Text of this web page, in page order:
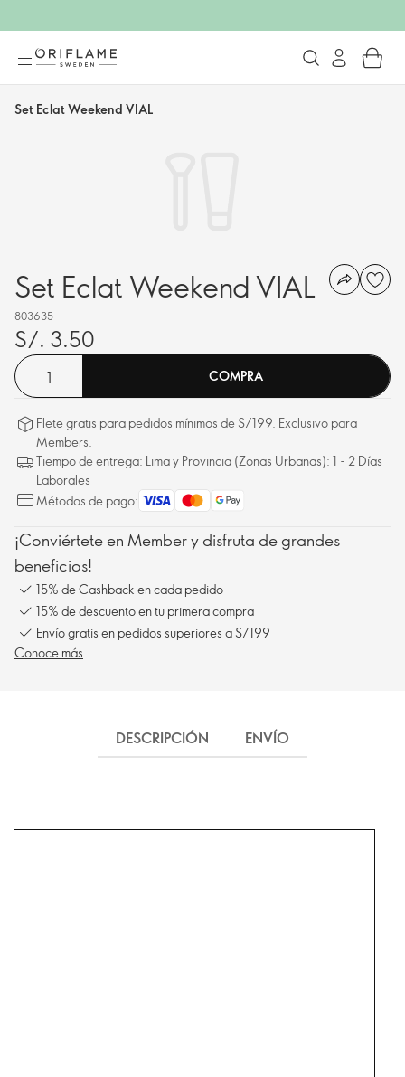
Set Eclat Weekend VIAL
Set Eclat Weekend VIAL
803635
S/. 3.50
COMPRA
Flete gratis para pedidos mínimos de S/199. Exclusivo para
Members.
Tiempo de entrega: Lima y Provincia (Zonas Urbanas): 1 - 2 Días
Laborales
Métodos de pago:
¡Conviértete en Member y disfruta de grandes
beneficios!
15% de Cashback en cada pedido
15% de descuento en tu primera compra
Envío gratis en pedidos superiores a S/199
Conoce más
DESCRIPCIÓN ENVÍO